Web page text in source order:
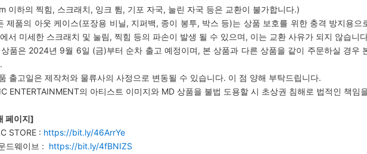
이하의 찍힘, 스크래치, 잉크 튐, 기포 자국, 눌린 자국 등은 교환이 불가합니다.)
제품의 아웃 케이스(포장용 비닐, 지퍼백, 종이 봉투, 박스 등)는 상품 보호를 위한 충격 방지용으
서 미세한 스크래치 및 눌림, 찍힘 등의 파손이 발생 될 수 있으며, 이는 교환 사유가 되지 않습니
품은 2024년 9월 6일 (금)부터 순차 출고 예정이며, 본 상품과 다른 상품을 같이 주문하실 경우
출고일은 제작처와 물류사의 사정으로 변동될 수 있습니다. 이 점 양해 부탁드립니다.
ENTERTAINMENT의 아티스트 이미지와 MD 상품을 불법 도용할 시 초상권 침해로 법적인 책임
페이지]
STORE : https://bit.ly/46ArrYe
드웨이브 : https://bit.ly/4fBNIZS